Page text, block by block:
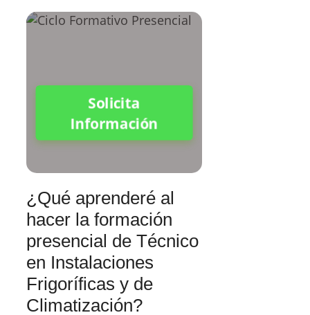
Solicita
Información
¿Qué aprenderé al
hacer la formación
presencial de Técnico
en Instalaciones
Frigoríficas y de
Climatización?